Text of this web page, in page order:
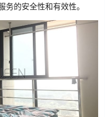
的安全性和有效性。